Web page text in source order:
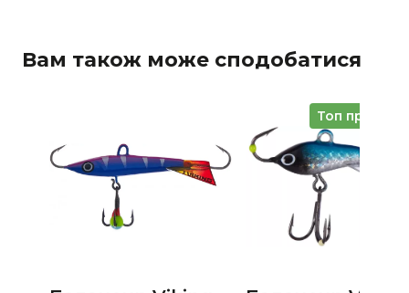
Вам також може сподобатися
Топ